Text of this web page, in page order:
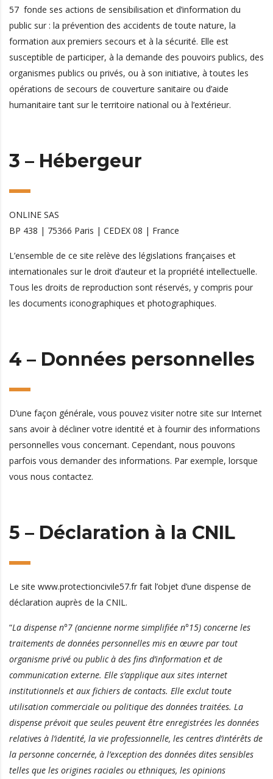
57 fonde ses actions de sensibilisation et d’information du
public sur : la prévention des accidents de toute nature, la
formation aux premiers secours et à la sécurité. Elle est
susceptible de participer, à la demande des pouvoirs publics, des
organismes publics ou privés, ou à son initiative, à toutes les
opérations de secours de couverture sanitaire ou d’aide
humanitaire tant sur le territoire national ou à l’extérieur.
3 – Hébergeur
ONLINE SAS
BP 438 | 75366 Paris | CEDEX 08 | France
L’ensemble de ce site relève des législations françaises et
internationales sur le droit d’auteur et la propriété intellectuelle.
Tous les droits de reproduction sont réservés, y compris pour
les documents iconographiques et photographiques.
4 – Données personnelles
D’une façon générale, vous pouvez visiter notre site sur Internet
sans avoir à décliner votre identité et à fournir des informations
personnelles vous concernant. Cependant, nous pouvons
parfois vous demander des informations. Par exemple, lorsque
vous nous contactez.
5 – Déclaration à la CNIL
Le site www.protectioncivile57.fr fait l’objet d’une dispense de
déclaration auprès de la CNIL.
“La dispense n°7 (ancienne norme simplifiée n°15) concerne les
traitements de données personnelles mis en œuvre par tout
organisme privé ou public à des fins d’information et de
communication externe. Elle s’applique aux sites internet
institutionnels et aux fichiers de contacts. Elle exclut toute
utilisation commerciale ou politique des données traitées. La
dispense prévoit que seules peuvent être enregistrées les données
relatives à l’identité, la vie professionnelle, les centres d’intérêts de
la personne concernée, à l’exception des données dites sensibles
telles que les origines raciales ou ethniques, les opinions